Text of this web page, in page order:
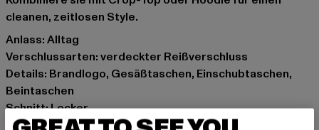
cleanen, zeitlosen Style.
Anlass: Alltag
Verschlussarten: verdeckter Reißverschluss
Details: Brandlogo, Gesäßtaschen, Einschubtaschen,
Beintaschen
Schnitt: Locker
Marke: Karl Kani